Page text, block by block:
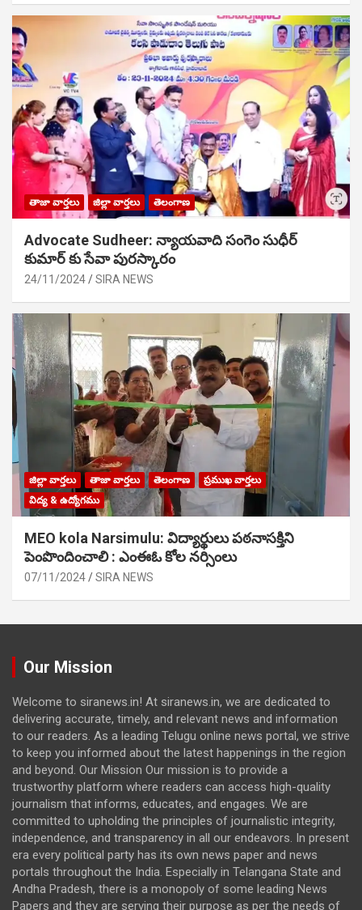
తాజా వార్తలు జిల్లా వార్తలు తెలంగాణ
Advocate Sudheer: న్యాయవాది సంగెం సుధీర్
కుమార్ కు సేవా పురస్కారం
24/11/2024 SIRA NEWS
జిల్లా వార్తలు తాజా వార్తలు తెలంగాణ
ప్రముఖ వార్తలు
విద్య & ఉద్యోగము
MEO kola Narsimulu: విద్యార్థులు పఠ‌నాసక్తిని
పెంపొందించాలి : ఎంఈఓ కోల నర్సింలు
07/11/2024 SIRA NEWS
Our Mission
Welcome to siranews.in! At siranews.in, we are dedicated to
delivering accurate, timely, and relevant news and information
to our readers. As a leading Telugu online news portal, we strive
to keep you informed about the latest happenings in the region
and beyond. Our Mission Our mission is to provide a
trustworthy platform where readers can access high-quality
journalism that informs, educates, and engages. We are
committed to upholding the principles of journalistic integrity,
independence, and transparency in all our endeavors. In present
era every political party has its own news paper and news
portals throughout the India. Especially in Telangana State and
Andha Pradesh, there is a monopoly of some leading News
Papers and they are serving their purpose as per the needs of